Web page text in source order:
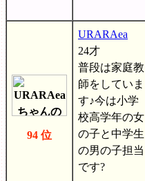
94 位
URARAea
24才
普段は家庭教
師をしていま
す♪今は小学
校高学年の女
の子と中学生
の男の子担当
です?